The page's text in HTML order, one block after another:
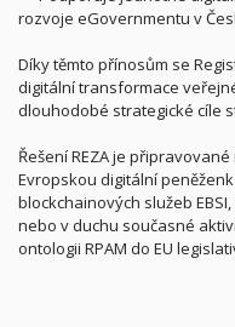
rozvoje eGovernmentu v
Díky těmto přínosům se
digitální transformace
dlouhodobé strategické cíle
Řešení REZA je
Evropskou digitální
blockchainových služeb
nebo v duchu současné
ontologii RPAM do EU